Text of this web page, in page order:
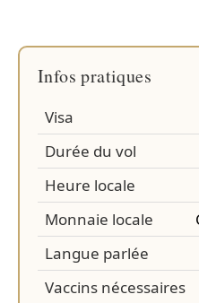
Infos pratiques
Visa
Durée du vol
Heure locale
Monnaie locale
Langue parlée
Vaccins nécessaires